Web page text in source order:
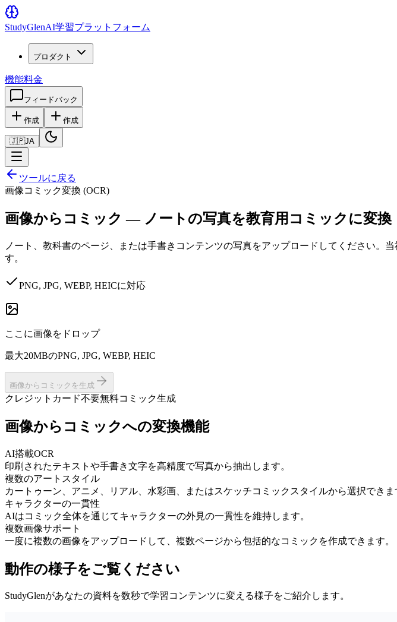
StudyGlenAI学習プラットフォーム
プロダクト
機能料金
フィードバック
作成 作成
🇯🇵JA
ツールに戻る
画像コミック変換 (OCR)
画像からコミック — ノートの写真を教育用コミックに変換
ノート、教科書のページ、または手書きコンテンツの写真をアップロードしてください。
す。
PNG, JPG, WEBP, HEICに対応
ここに画像をドロップ
最大20MBのPNG, JPG, WEBP, HEIC
画像からコミックを生成
クレジットカード不要無料コミック生成
画像からコミックへの変換機能
AI搭載OCR
印刷されたテキストや手書き文字を高精度で写真から抽出します。
複数のアートスタイル
カートゥーン、アニメ、リアル、水彩画、またはスケッチコミックスタイルから選択できま
キャラクターの一貫性
AIはコミック全体を通じてキャラクターの外見の一貫性を維持します。
複数画像サポート
一度に複数の画像をアップロードして、複数ページから包括的なコミックを作成できます。
動作の様子をご覧ください
StudyGlenがあなたの資料を数秒で学習コンテンツに変える様子をご紹介します。